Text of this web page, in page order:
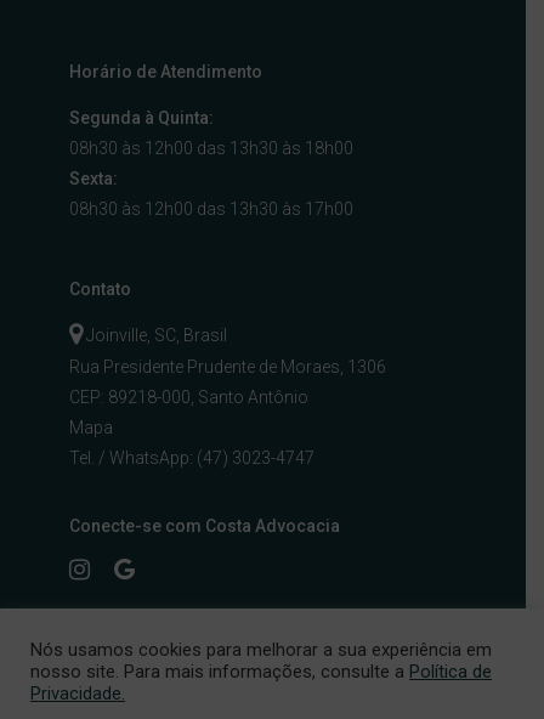
Horário de Atendimento
Segunda à Quinta:
08h30 às 12h00 das 13h30 às 18h00
Sexta:
08h30 às 12h00 das 13h30 às 17h00
Contato
Joinville, SC, Brasil
Rua Presidente Prudente de Moraes, 1306
CEP: 89218-000, Santo Antônio
Mapa
Tel. / WhatsApp: (47) 3023-4747
Conecte-se com Costa Advocacia
© 2026 Costa Advocacia. By
Nós usamos cookies para melhorar a sua experiência em
nosso site. Para mais informações, consulte a Política de
Privacidade.